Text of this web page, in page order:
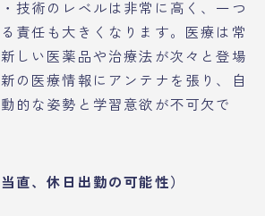
技術のレベルは非常に高く、一つ
責任も大きくなります。医療は常
しい医薬品や治療法が次々と登場
の医療情報にアンテナを張り、自
的な姿勢と学習意欲が不可欠で
直、休日出勤の可能性）